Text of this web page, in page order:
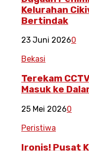
Kelurahan
Bertindak
23 Juni 20260
Bekasi
Terekam
Masuk ke
25 Mei 20260
Peristiwa
Ironis! Pusat